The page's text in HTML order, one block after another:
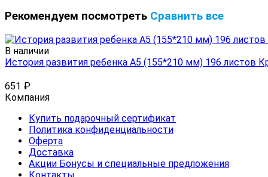
Рекомендуем посмотреть Сравнить все
В наличии
История развития ребенка А5 (155*210 мм) 196 листов
651 ₽
Компания
Купить подарочный сертификат
Политика конфиденциальности
Оферта
Доставка
Акции Бонусы и специальные предложения
Контакты